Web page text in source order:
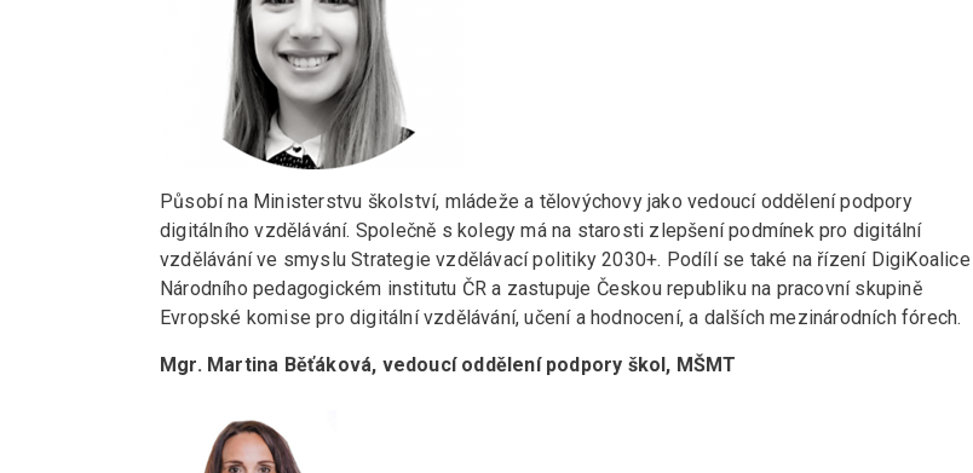
Působí na Ministerstvu školství, mládeže a tělovýchovy jako vedoucí oddělení podpory
digitálního vzdělávání. Společně s kolegy má na starosti zlepšení podmínek pro digitální
vzdělávání ve smyslu Strategie vzdělávací politiky 2030+. Podílí se také na řízení DigiKoalice
Národního pedagogickém institutu ČR a zastupuje Českou republiku na pracovní skupině
Evropské komise pro digitální vzdělávání, učení a hodnocení, a dalších mezinárodních fórech.
Mgr. Martina Běťáková, vedoucí oddělení podpory škol, MŠMT